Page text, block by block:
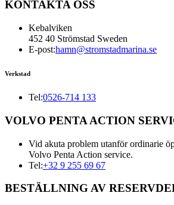
KONTAKTA OSS
Kebalviken
452 40 Strömstad Sweden
E-post:hamn@stromstadmarina.se
Verkstad
Tel:0526-714 133
VOLVO PENTA ACTION
Vid akuta problem utanför ordinarie
Volvo Penta Action service.
Tel:+32 9 255 69 67
BESTÄLLNING AV